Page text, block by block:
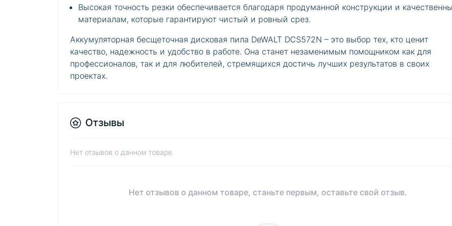
Высокая точность резки обеспечивается благодаря продуманной конструкции и
материалам, которые гарантируют чистый и ровный срез.
Аккумуляторная бесщеточная дисковая пила DeWALT DCS572N – это выбор тех, кто ценит
качество, надежность и удобство в работе. Она станет незаменимым помощником как для
профессионалов, так и для любителей, стремящихся достичь лучших результатов в своих
проектах.
Отзывы
Нет отзывов о данном товаре.
Нет отзывов о данном товаре, станьте первым, оставьте свой отзыв.